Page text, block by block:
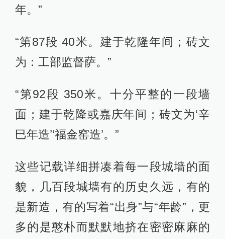
年。”
“第87段 40米。建于乾隆年间；砖文
为：工部监督萨。”
“第92段 350米。十分平整的一段墙
面；建于乾隆或嘉庆年间；砖文为‘辛
巳年造’‘福金窑造’。”
这些记载详细拼凑着每一段城墙的面
貌，几百段城墙有的历史久远，有的
是新造，有的写着“出身”与“年龄”，更
多的是憨朴而默默地挤在密密麻麻的